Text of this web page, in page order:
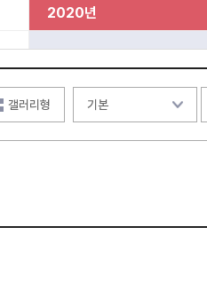
2020년
갤러리형